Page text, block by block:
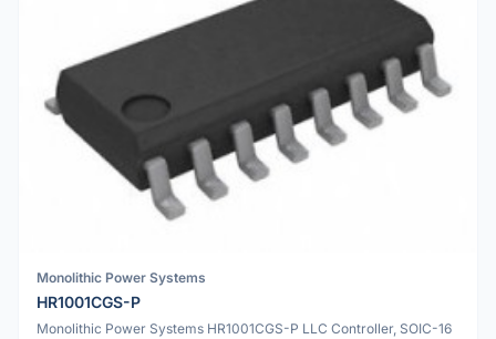
Monolithic Power Systems
HR1001CGS-P
Monolithic Power Systems HR1001CGS-P LLC Controller, SOIC-16